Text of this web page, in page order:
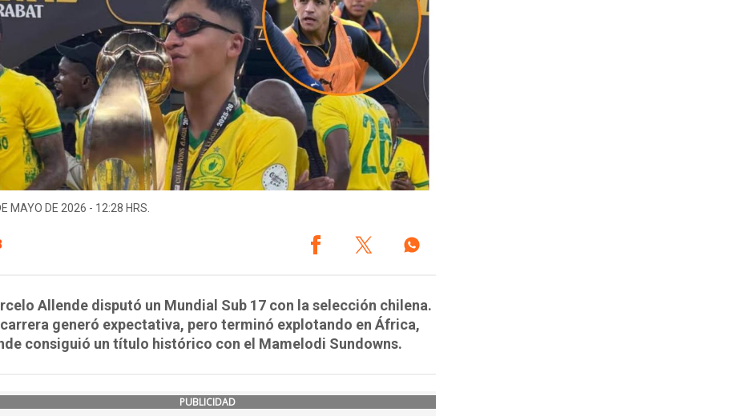
MAYO DE 2026 - 12:28 HRS.
Allende disputó un Mundial Sub 17 con la selección chilena.
generó expectativa, pero terminó explotando en África,
consiguió un título histórico con el Mamelodi Sundowns.
PUBLICIDAD